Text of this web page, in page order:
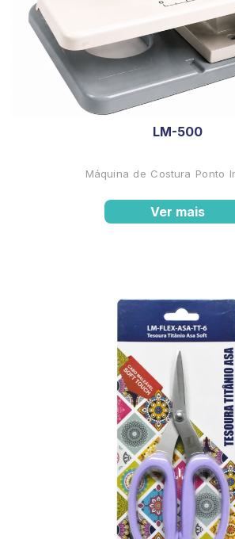
LM-500
Máquina de Costura Ponto
Ver mais